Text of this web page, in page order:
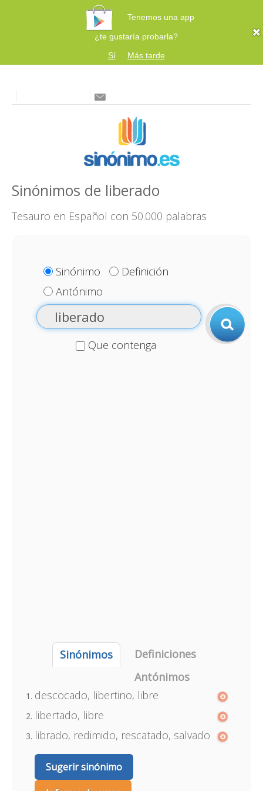
Tenemos una app
¿te gustaría probarla?
Sí
Más tarde
Sinónimos de liberado
Tesauro en Español con 50.000 palabras
Sinónimo
Definición
Antónimo
Que contenga
Sinónimos
Definiciones
Antónimos
descocado, libertino, libre
libertado, libre
librado, redimido, rescatado, salvado
Sugerir sinónimo